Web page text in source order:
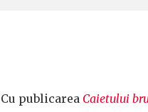
Cu publicarea Caietului